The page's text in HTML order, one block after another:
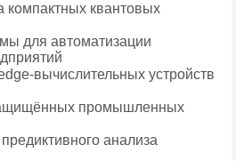
компактных квантовых
для автоматизации
вычислительных устройств
промышленных
анализа